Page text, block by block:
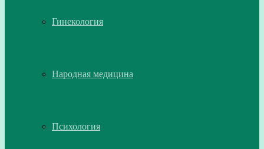
Гинекология
Народная медицина
Психология